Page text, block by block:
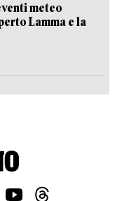
meteo
Lamma e la